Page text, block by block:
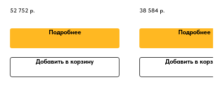
52 752 р.
Подробнее
Добавить в корзину
38 584 р.
Подробнее
Добавить в корзину